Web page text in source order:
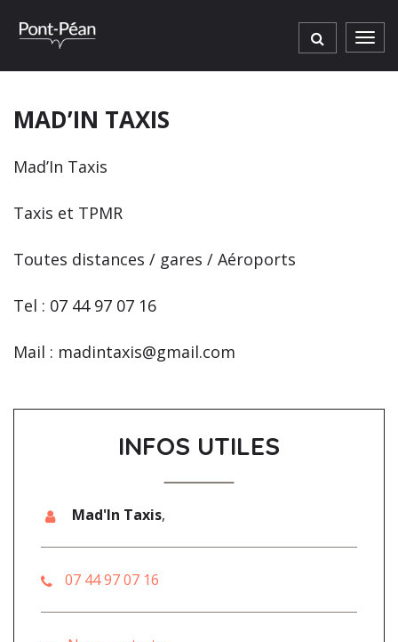
MAD’IN TAXIS
Mad’In Taxis
Taxis et TPMR
Toutes distances / gares / Aéroports
Tel : 07 44 97 07 16
Mail : madintaxis@gmail.com
INFOS UTILES
Mad'In Taxis,
07 44 97 07 16